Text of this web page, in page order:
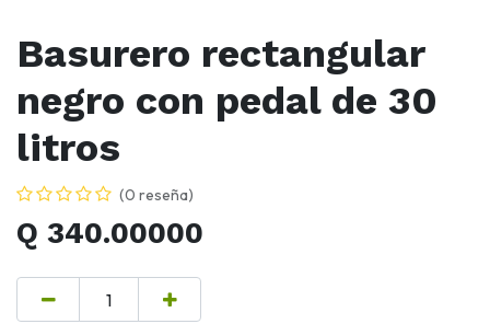
Basurero rectangular
negro con pedal de 30
litros
(0 reseña)
Q 340.00000